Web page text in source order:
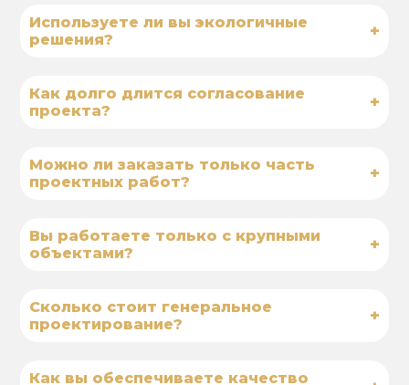
Используете ли вы экологичные
решения?
+
Как долго длится согласование
проекта?
+
Можно ли заказать только часть
проектных работ?
+
Вы работаете только с крупными
объектами?
+
Сколько стоит генеральное
проектирование?
+
Как вы обеспечиваете качество